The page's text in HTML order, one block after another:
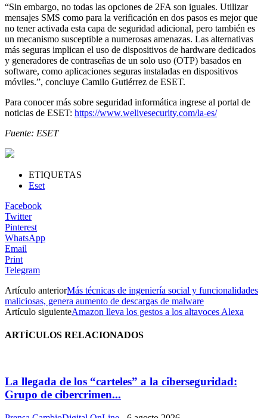
“Sin embargo, no todas las opciones de 2FA son iguales. Utilizar
mensajes SMS como para la verificación en dos pasos es mejor que
no tener activada esta capa de seguridad adicional, pero también es
un mecanismo susceptible a numerosas amenazas. Las alternativas
más seguras implican el uso de dispositivos de hardware dedicados
y generadores de contraseñas de un solo uso (OTP) basados en
software, como aplicaciones seguras instaladas en dispositivos
móviles.”, concluye Camilo Gutiérrez de ESET.
Para conocer más sobre seguridad informática ingrese al portal de
noticias de ESET: https://www.welivesecurity.com/la-es/
Fuente: ESET
ETIQUETAS
Eset
Facebook
Twitter
Pinterest
WhatsApp
Email
Print
Telegram
Artículo anteriorMás técnicas de ingeniería social y funcionalidades
maliciosas, genera aumento de descargas de malware
Artículo siguienteAmazon lleva los gestos a los altavoces Alexa
ARTÍCULOS RELACIONADOS
La llegada de los “carteles” a la ciberseguridad:
Grupo de cibercrimen...